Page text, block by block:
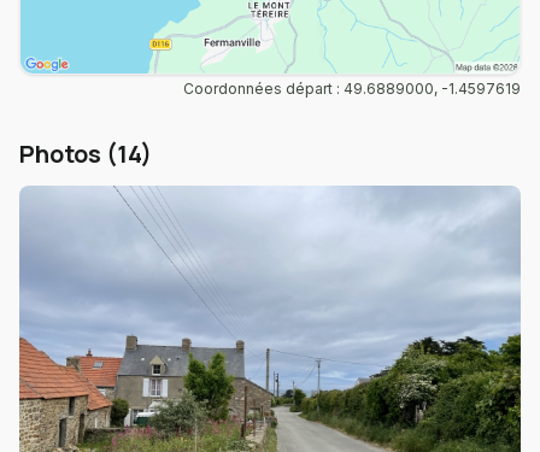
Coordonnées départ : 49.6889000, -1.4597619
Photos (14)